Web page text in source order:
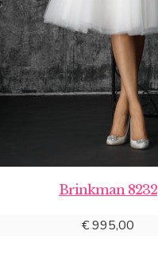
Brinkman 8232
€995,00